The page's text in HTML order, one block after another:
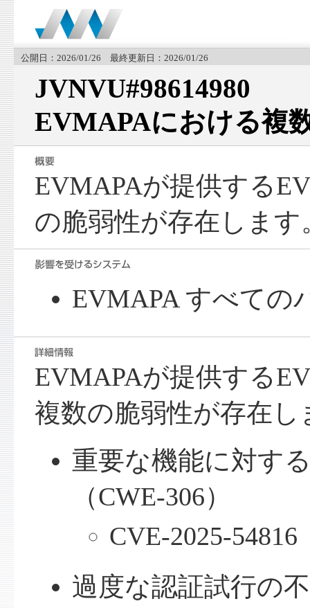
公開日：2026/01/26 最終更新日：2026/01/26
JVNVU#98614980
EVMAPAにおける複
EVMAPAが提供する
の脆弱性が存在します
EVMAPA すべての
EVMAPAが提供する
複数の脆弱性が存在し
重要な機能に対す
（CWE-306）
CVE-2025-54816
過度な認証試行の